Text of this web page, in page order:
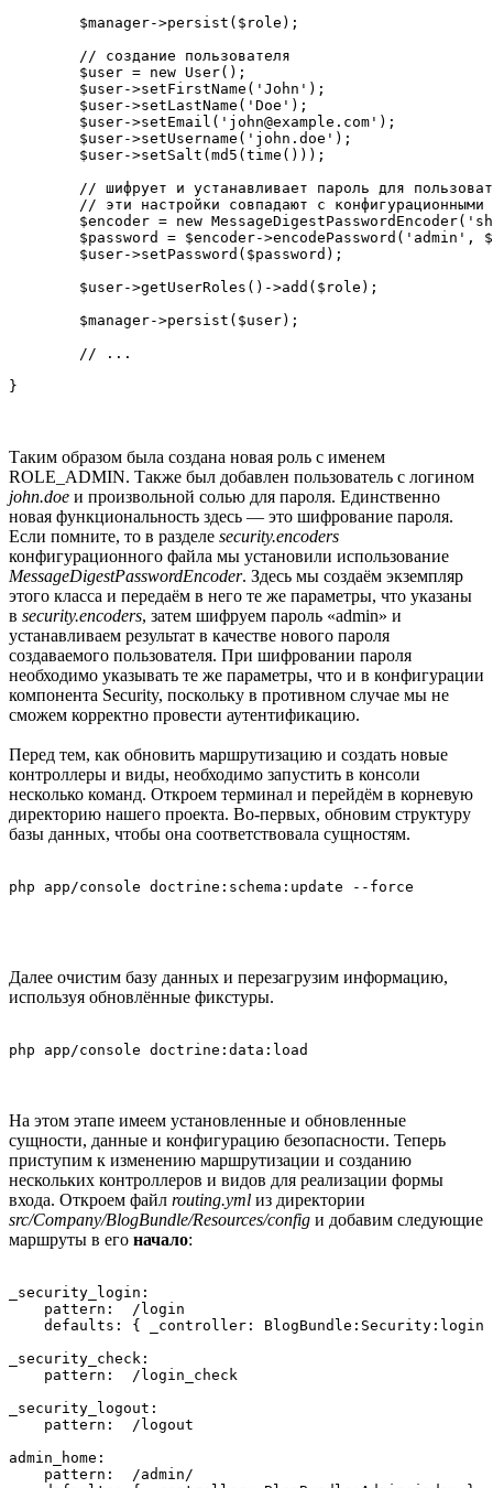
        $manager->persist($role);
        // создание пользователя
        $user = new User();
        $user->setFirstName('John');
        $user->setLastName('Doe');
        $user->setEmail('john@example.com');
        $user->setUsername('john.doe');
        $user->setSalt(md5(time()));
// шифрует и устанавливает пароль для
// эти настройки совпадают с конфигурационными
$encoder = new
$password = $encoder->encodePassword('admin',
        $user->setPassword($password);
        $user->getUserRoles()->add($role);
        $manager->persist($user);
        // ...
Таким образом была создана новая роль с именем
ROLE_ADMIN. Также был добавлен пользователь с логином
john.doe и произвольной солью для пароля. Единственно
новая функциональность здесь — это шифрование пароля.
Если помните, то в разделе security.encoders
конфигурационного файла мы установили использование
MessageDigestPasswordEncoder. Здесь мы создаём экземпляр
этого класса и передаём в него те же параметры, что указаны
в security.encoders, затем шифруем пароль «admin» и
устанавливаем результат в качестве нового пароля
создаваемого пользователя. При шифровании пароля
необходимо указывать те же параметры, что и в конфигурации
компонента Security, поскольку в противном случае мы не
сможем корректно провести аутентификацию.
Перед тем, как обновить маршрутизацию и создать новые
контроллеры и виды, необходимо запустить в консоли
несколько команд. Откроем терминал и перейдём в корневую
директорию нашего проекта. Во-первых, обновим структуру
базы данных, чтобы она соответствовала сущностям.
Далее очистим базу данных и перезагрузим информацию,
используя обновлённые фикстуры.
На этом этапе имеем установленные и обновленные
сущности, данные и конфигурацию безопасности. Теперь
приступим к изменению маршрутизации и созданию
нескольких контроллеров и видов для реализации формы
входа. Откроем файл routing.yml из директории
src/Company/BlogBundle/Resources/config и добавим следующие
маршруты в его начало:
_security_login:
    pattern:  /login
defaults: { _controller: BlogBundle:Security:login
_security_check:
    pattern:  /login_check
_security_logout:
    pattern:  /logout
admin_home:
    pattern:  /admin/